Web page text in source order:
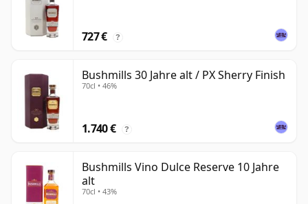
727 € ?
Bushmills 30 Jahre alt / PX Sherry Finish
70cl • 46%
1.740 € ?
Bushmills Vino Dulce Reserve 10 Jahre
alt
70cl • 43%